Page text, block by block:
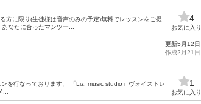
に限り(生徒様は音声のみの予定)無料でレッスンをご提
なたに合ったマンツー...
4
お気に入り
を行なっております、 「Liz. music studio」ヴォイストレ
更新5月12日
作成2月21日
1
お気に入り